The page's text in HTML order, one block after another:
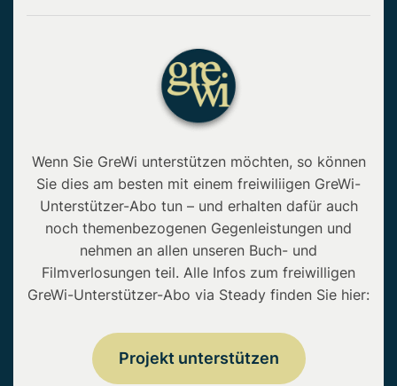
Wenn Sie GreWi unterstützen möchten, so können
Sie dies am besten mit einem freiwiliigen GreWi-
Unterstützer-Abo tun – und erhalten dafür auch
noch themenbezogenen Gegenleistungen und
nehmen an allen unseren Buch- und
Filmverlosungen teil. Alle Infos zum freiwilligen
GreWi-Unterstützer-Abo via Steady finden Sie hier:
Projekt unterstützen